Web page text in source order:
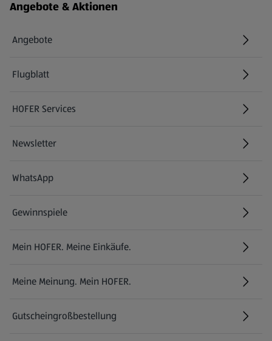
Angebote & Aktionen
Angebote
Flugblatt
HOFER Services
Newsletter
WhatsApp
Gewinnspiele
Mein HOFER. Meine Einkäufe.
Meine Meinung. Mein HOFER.
Gutscheingroßbestellung
(öffnet in einem neuen Tab)